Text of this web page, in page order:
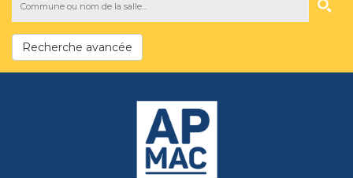
Recherche avancée